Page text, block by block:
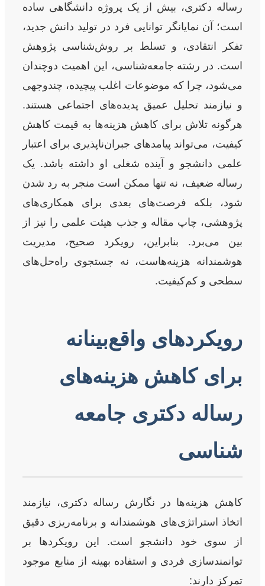
رساله دکتری، بیش از یک پروژه دانشگاهی ساده
است؛ آن نمایانگر توانایی فرد در تولید دانش جدید،
تفکر انتقادی، و تسلط بر روش‌شناسی پژوهش
است. در رشته جامعه‌شناسی، این اهمیت دوچندان
می‌شود، چرا که موضوعات اغلب پیچیده، چندوجهی
و نیازمند تحلیل عمیق پدیده‌های اجتماعی هستند.
هرگونه تلاش برای کاهش هزینه‌ها به قیمت کاهش
کیفیت، می‌تواند پیامدهای جبران‌ناپذیری برای اعتبار
علمی دانشجو و آینده شغلی او داشته باشد. یک
رساله ضعیف، نه تنها ممکن است منجر به رد شدن
شود، بلکه فرصت‌های بعدی برای همکاری‌های
پژوهشی، چاپ مقاله و جذب هیئت علمی را نیز از
بین می‌برد. بنابراین، رویکرد صحیح، مدیریت
هوشمندانه هزینه‌هاست، نه جستجوی راه‌حل‌های
سطحی و کم‌کیفیت.
رویکردهای واقع‌بینانه
برای کاهش هزینه‌های
رساله دکتری جامعه
شناسی
کاهش هزینه‌ها در نگارش رساله دکتری، نیازمند
اتخاذ استراتژی‌های هوشمندانه و برنامه‌ریزی دقیق
از سوی خود دانشجو است. این رویکردها بر
توانمندسازی فردی و استفاده بهینه از منابع موجود
تمرکز دارند: